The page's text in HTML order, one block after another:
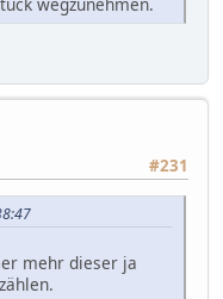
wegzunehmen.
#231
mehr dieser ja